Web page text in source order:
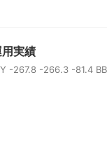
実績
-267.8 -266.3 -81.4